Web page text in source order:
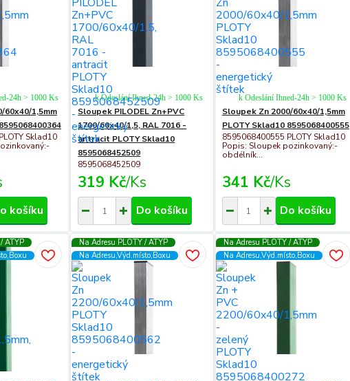
60x40/1,5mm
Sklad10
24h > 1000 Ks
košíku
Sloupek PILODEL Zn+PVC
1700/60x40/1,5, RAL 7016 -
antracit PLOTY Sklad10
8595068452509
8595068452509
319 Kč/Ks
k Odeslání Ihned-24h > 1000 Ks
Do košíku
Sloupek Zn 2000/60x40/1,5mm
PLOTY Sklad10 8595068400555
8595068400555 PLOTY Sklad10
Popis: Sloupek pozinkovaný:-
obdélník...
341 Kč/Ks
k Odeslání Ihned-24h > 1000 Ks
Do košíku
ATYP
Na Adresu PLOTY / ATYP
Na Adresu,Výd.místo,Boxu
Na Adresu PLOTY / ATYP
Na Adresu,Výd.místo,Boxu